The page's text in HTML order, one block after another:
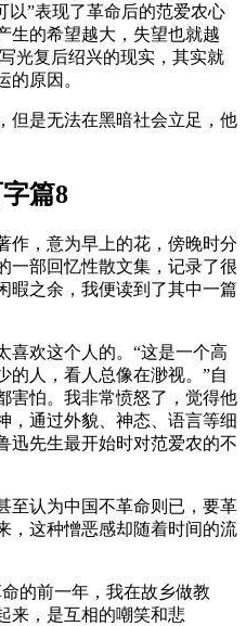
以”表现了革命后的范爱农心
生的希望越大，失望也就越
光复后绍兴的现实，其实就
的原因。
但是无法在黑暗社会立足，他
篇8
作，意为早上的花，傍晚时分
一部回忆性散文集，记录了很
暇之余，我便读到了其中一篇
喜欢这个人的。“这是一个高
的人，看人总像在渺视。”自
害怕。我非常愤怒了，觉得他
，通过外貌、神态、语言等细
迅先生最开始时对范爱农的不
至认为中国不革命则已，要革
，这种憎恶感却随着时间的流
的前一年，我在故乡做教
，是互相的嘲笑和悲